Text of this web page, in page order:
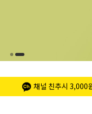
채널 친추시 3,000